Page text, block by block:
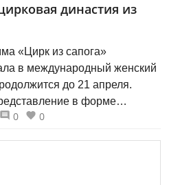
династия из
«Цирк из сапога»
в международный женский
до 21 апреля.
в форме
циркового
0 0